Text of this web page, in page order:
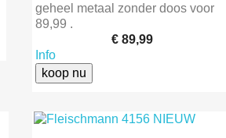
geheel metaal zonder doos voor
89,99 .
€ 89,99
Info
koop nu